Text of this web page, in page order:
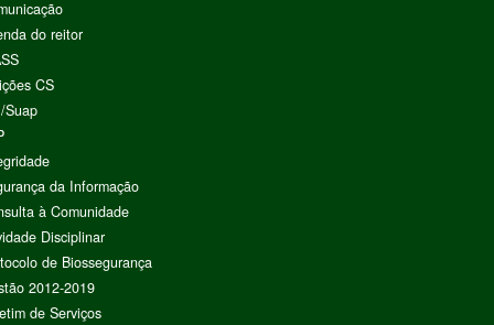
do reitor
CS
Suap
da Informação
à Comunidade
Disciplinar
de Biossegurança
2012-2019
de Serviços